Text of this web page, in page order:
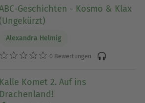
Geschichten - Kosmo & Klax
(Ungekürzt)
Alexandra Helmig
0 Bewertungen
Kalle Komet 2. Auf ins
Drachenland!